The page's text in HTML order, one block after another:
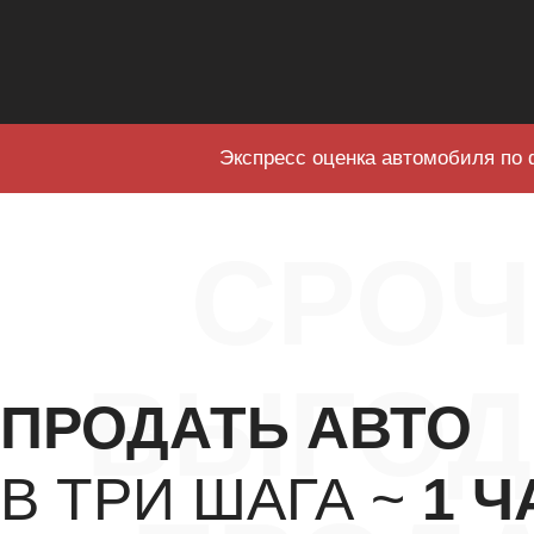
Экспресс оценка автомобиля
ПРОДАТЬ АВТО
В ТРИ ШАГА ~ 1